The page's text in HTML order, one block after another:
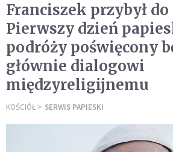
Franciszek przybył
Pierwszy dzień
podróży poświęcony
głównie dialogowi
międzyreligijnemu
KOŚCIÓŁ SERWIS PAPIESKI